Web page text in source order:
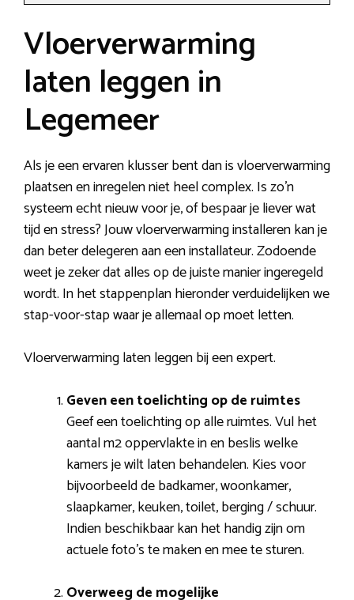
Vloerverwarming
laten leggen in
Legemeer
Als je een ervaren klusser bent dan is vloerverwarming
plaatsen en inregelen niet heel complex. Is zo’n
systeem echt nieuw voor je, of bespaar je liever wat
tijd en stress? Jouw vloerverwarming installeren kan je
dan beter delegeren aan een installateur. Zodoende
weet je zeker dat alles op de juiste manier ingeregeld
wordt. In het stappenplan hieronder verduidelijken we
stap-voor-stap waar je allemaal op moet letten.
Vloerverwarming laten leggen bij een expert.
Geven een toelichting op de ruimtes
Geef een toelichting op alle ruimtes. Vul het
aantal m2 oppervlakte in en beslis welke
kamers je wilt laten behandelen. Kies voor
bijvoorbeeld de badkamer, woonkamer,
slaapkamer, keuken, toilet, berging / schuur.
Indien beschikbaar kan het handig zijn om
actuele foto’s te maken en mee te sturen.
Overweeg de mogelijke